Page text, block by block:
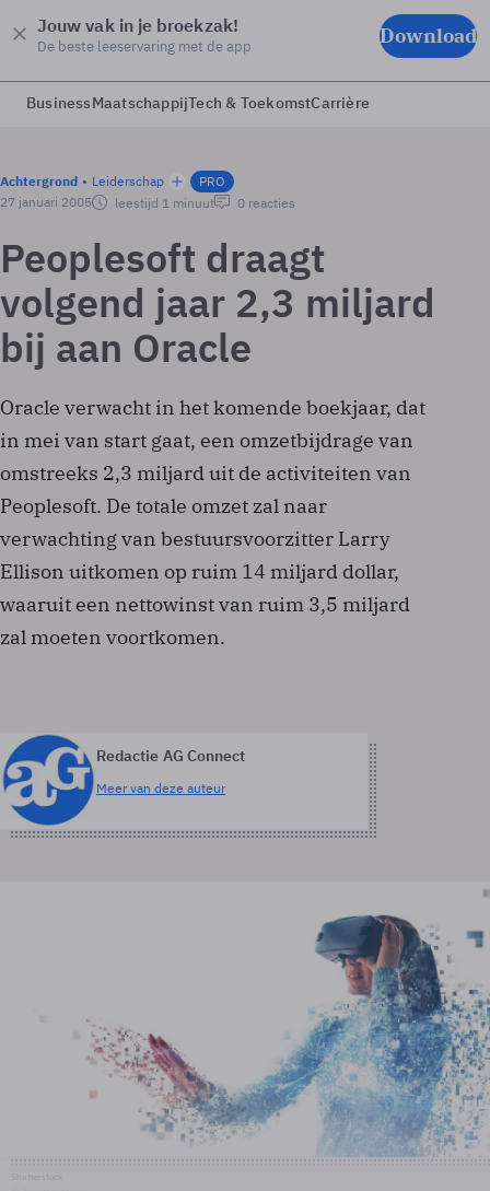
Jouw vak in je broekzak!
De beste leeservaring met de app Download
BusinessMaatschappijTech & ToekomstCarrière
Achtergrond Leiderschap
PRO
27 januari 2005
leestijd 1 minuut 0 reacties
Peoplesoft draagt
volgend jaar 2,3 miljard
bij aan Oracle
Oracle verwacht in het komende boekjaar, dat
in mei van start gaat, een omzetbijdrage van
omstreeks 2,3 miljard uit de activiteiten van
Peoplesoft. De totale omzet zal naar
verwachting van bestuursvoorzitter Larry
Ellison uitkomen op ruim 14 miljard dollar,
waaruit een nettowinst van ruim 3,5 miljard
zal moeten voortkomen.
Redactie AG Connect
Meer van deze auteur